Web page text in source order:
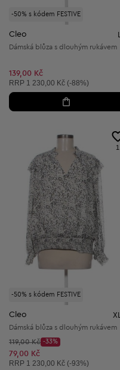
-50% s kódem FESTIVE
Cleo L
Dámská blůza s dlouhým rukávem
139,00 Kč
Doporučená cena:
RRP 1 230,00 Kč (-88%)
-50% s kódem FESTIVE
1
Cleo XL
Dámská blůza s dlouhým rukávem
Původní cena:
119,00 Kč
Discount Price:
-33%
Snížená cena:
79,00 Kč
Doporučená cena:
RRP 1 230,00 Kč (-93%)